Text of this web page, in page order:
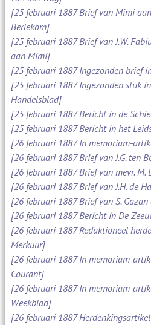
[25 februari 1887 Brief van Mimi
Berlekom]
[25 februari 1887 Brief van J.W.
aan Mimi]
[25 februari 1887 Ingezonden brief
[25 februari 1887 Ingezonden stuk
Handelsblad]
[25 februari 1887 Bericht in de
[25 februari 1887 Bericht in het
[26 februari 1887 In memoriam-
[26 februari 1887 Brief van J.G. ten
[26 februari 1887 Brief van mevr. M.
[26 februari 1887 Brief van J.H. de
[26 februari 1887 Brief van S.
[26 februari 1887 Bericht in De
[26 februari 1887 Redaktioneel
Merkuur]
[26 februari 1887 In memoriam-
Courant]
[26 februari 1887 In memoriam-
Weekblad]
[26 februari 1887